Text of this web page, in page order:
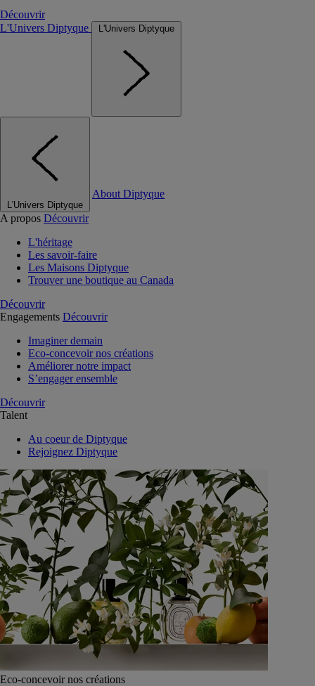
Découvrir
L'Univers Diptyque
L'Univers Diptyque
L'Univers Diptyque
About Diptyque
A propos Découvrir
L'héritage
Les savoir-faire
Les Maisons Diptyque
Trouver une boutique au Canada
Découvrir
Engagements Découvrir
Imaginer demain
Eco-concevoir nos créations
Améliorer notre impact
S’engager ensemble
Découvrir
Talent
Au coeur de Diptyque
Rejoignez Diptyque
Eco-concevoir nos créations